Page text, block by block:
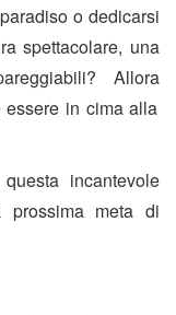
o dedicarsi
spettacolare, una
Allora
essere in cima alla
incantevole
prossima meta di